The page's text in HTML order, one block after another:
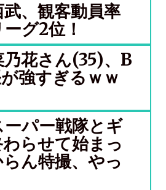
武、観客動員率
グ2位！
乃花さん(35)、B
強すぎるｗｗ
ーパー戦隊とギ
らせて始まっ
ん特撮、やっ